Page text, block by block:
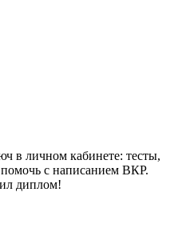
в личном кабинете: тесты,
с написанием ВКР.
диплом!